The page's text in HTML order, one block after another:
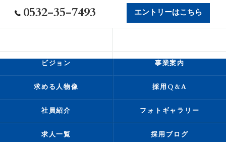
0532-35-7493 エントリーはこちら
ビジョン 事業案内
求める人物像 採用Q&A
社員紹介 フォトギャラリー
求人一覧 採用ブログ